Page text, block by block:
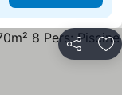
Partilhar